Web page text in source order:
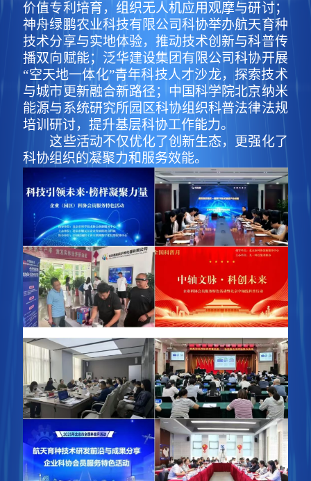
价值专利培育，组织无人机应用观摩与研讨；
神舟绿鹏农业科技有限公司科协举办航天育种
技术分享与实地体验，推动技术创新与科普传
播双向赋能；泛华建设集团有限公司科协开展
“空天地一体化”青年科技人才沙龙，探索技术
与城市更新融合新路径；中国科学院北京纳米
能源与系统研究所园区科协组织科普法律法规
培训研讨，提升基层科协工作能力。
这些活动不仅优化了创新生态，更强化了
科协组织的凝聚力和服务效能。